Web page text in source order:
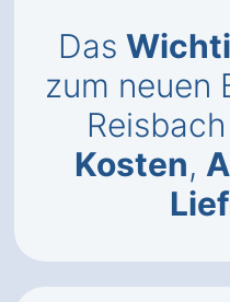
Das
zum neuen
Kosten,